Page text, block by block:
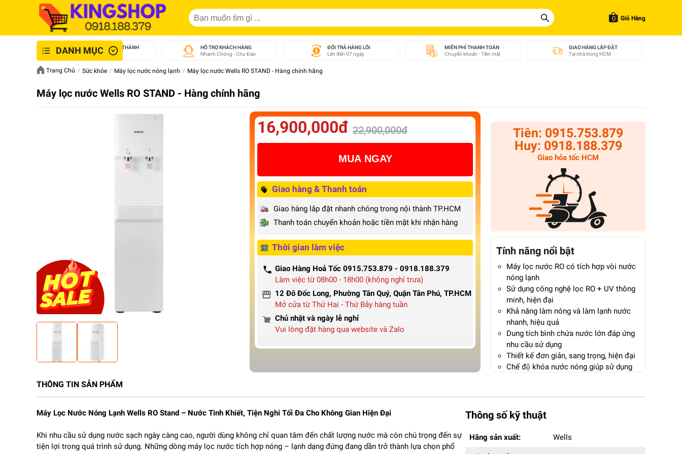
0 Giỏ Hàng
DANH MỤCGIAO NHANH NỘI THÀNH
An Toàn - Tận Tâm
HỖ TRỢ KHÁCH HÀNG
Nhanh Chóng - Chu Đáo
ĐỔI TRẢ HÀNG LỖI
Lên đến 07 ngày
MIỄN PHÍ THANH TOÁN
Chuyển khoản - Tiền mặt
GIAO HÀNG LẮP ĐẶT
Tại nhà trong HCM
Trang Chủ Sức khỏe Máy lọc nước nóng lạnh Máy lọc nước Wells RO STAND - Hàng chính hãng
Máy lọc nước Wells RO STAND - Hàng chính hãng
16,900,000đ 22,900,000đ
MUA NGAY
Giao hàng & Thanh toán
Giao hàng lắp đặt nhanh chóng trong nội thành TP.HCM
Thanh toán chuyển khoản hoặc tiền mặt khi nhận hàng
Thời gian làm việc
Giao Hàng Hoả Tốc 0915.753.879 - 0918.188.379
Làm việc từ 08h00 - 18h00 (không nghỉ trưa)
12 Đô Đốc Long, Phường Tân Quý, Quận Tân Phú, TP.HCM
Mở cửa từ Thứ Hai - Thứ Bảy hàng tuần
Chủ nhật và ngày lễ nghỉ
Vui lòng đặt hàng qua website và Zalo
Tiên: 0915.753.879
Huy: 0918.188.379
Giao hỏa tốc HCM
Tính năng nổi bật
Máy lọc nước RO có tích hợp vòi nước
nóng lạnh
Sử dụng công nghệ lọc RO + UV thông
minh, hiện đại
Khả năng làm nóng và làm lạnh nước
nhanh, hiệu quả
Dung tích bình chứa nước lớn đáp ứng
nhu cầu sử dụng
Thiết kế đơn giản, sang trọng, hiện đại
Chế độ khóa nước nóng giúp sử dụng
THÔNG TIN SẢN PHẨM
Máy Lọc Nước Nóng Lạnh Wells RO Stand – Nước Tinh Khiết, Tiện Nghi Tối Đa Cho Không Gian Hiện Đại
Khi nhu cầu sử dụng nước sạch ngày càng cao, người dùng không chỉ quan tâm đến chất lượng nước mà còn chú trọng đến sự
tiện lợi trong quá trình sử dụng. Những dòng máy lọc nước tích hợp nóng – lạnh dạng đứng đang dần trở thành lựa chọn phổ
Hãng sản xuất:Wells
Mã sản phẩm:
Thông số kỹ thuật
Hãng sản xuất: Wells